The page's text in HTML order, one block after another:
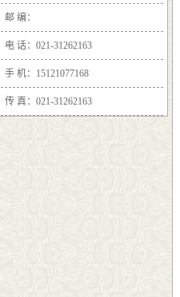
邮 编：
电 话：021-31262163
手 机：15121077168
传 真：021-31262163